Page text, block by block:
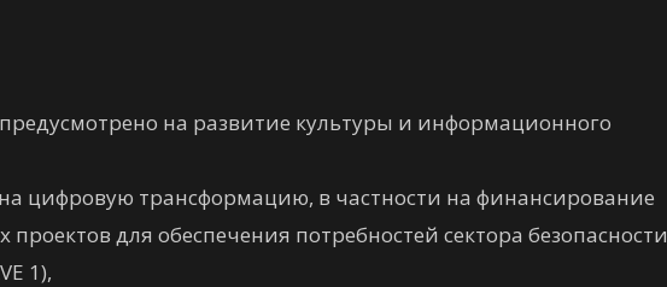
на развитие культуры и информационного
цифровую трансформацию, в частности на финансирование
для обеспечения потребностей сектора безопасности
1),